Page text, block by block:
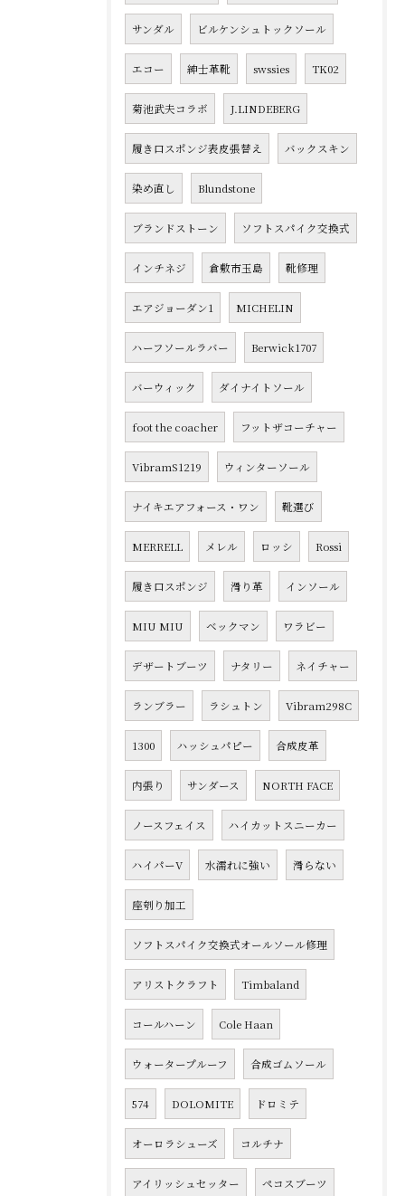
サンダル ビルケンシュトックソール
エコー 紳士革靴 swssies TK02
菊池武夫コラボ J.LINDEBERG
履き口スポンジ表皮張替え バックスキン
染め直し Blundstone
ブランドストーン ソフトスパイク交換式
インチネジ 倉敷市玉島 靴修理
エアジョーダン1 MICHELIN
ハーフソールラバー Berwick1707
バーウィック ダイナイトソール
foot the coacher フットザコーチャー
VibramS1219 ウィンターソール
ナイキエアフォース・ワン 靴選び
MERRELL メレル ロッシ Rossi
履き口スポンジ 滑り革 インソール
MIU MIU ベックマン ワラビー
デザートブーツ ナタリー ネイチャー
ランブラー ラシュトン Vibram298C
1300 ハッシュパピー 合成皮革
内張り サンダース NORTH FACE
ノースフェイス ハイカットスニーカー
ハイパーV 水濡れに強い 滑らない
座刳り加工
ソフトスパイク交換式オールソール修理
アリストクラフト Timbaland
コールハーン Cole Haan
ウォータープルーフ 合成ゴムソール
574 DOLOMITE ドロミテ
オーロラシューズ コルチナ
アイリッシュセッター ペコスブーツ